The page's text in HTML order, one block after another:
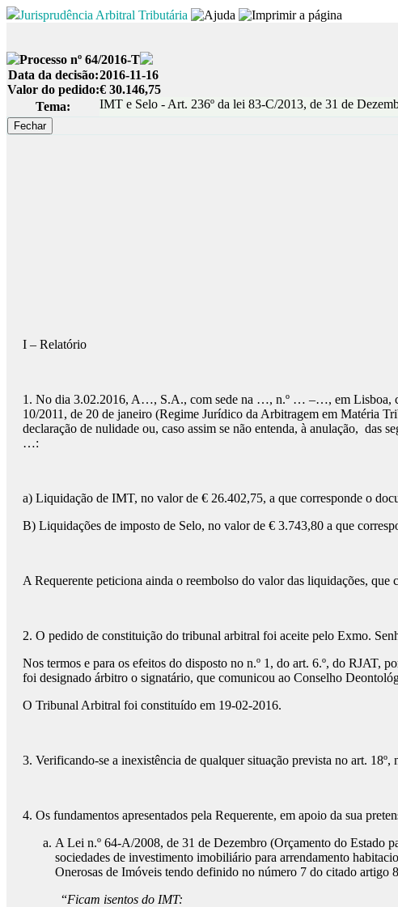
Jurisprudência Arbitral Tributária
Processo nº 64/2016-T
Data da decisão:2016-11-16
Valor do pedido:€ 30.146,75
Tema:
IMT e Selo - Art. 236º da lei 83-C/2013, de 31 de
I – Relatório
1. No dia 3.02.2016, A…, S.A., com sede na …, n.º … –…, em Lisboa,
10/2011, de 20 de janeiro (Regime Jurídico da Arbitragem em Matéria
declaração de nulidade ou, caso assim se não entenda, à anulação,
…:
a) Liquidação de IMT, no valor de € 26.402,75, a que corresponde o
B) Liquidações de imposto de Selo, no valor de € 3.743,80 a que
A Requerente peticiona ainda o reembolso do valor das liquidações,
2. O pedido de constituição do tribunal arbitral foi aceite pelo Exmo.
Nos termos e para os efeitos do disposto no n.º 1, do art. 6.º, do RJAT,
foi designado árbitro o signatário, que comunicou ao Conselho
O Tribunal Arbitral foi constituído em 19-02-2016.
3. Verificando-se a inexistência de qualquer situação prevista no art.
4. Os fundamentos apresentados pela Requerente, em apoio da sua
A Lei n.º 64-A/2008, de 31 de Dezembro (Orçamento do Estado
sociedades de investimento imobiliário para arrendamento
Onerosas de Imóveis tendo definido no número 7 do citado artigo
“Ficam isentos do IMT: